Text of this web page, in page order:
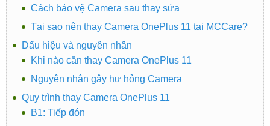
Cách bảo vệ Camera sau thay sửa
Tại sao nên thay Camera OnePlus 11 tại MCCare?
Dấu hiệu và nguyên nhân
Khi nào cần thay Camera OnePlus 11
Nguyên nhân gây hư hỏng Camera
Quy trình thay Camera OnePlus 11
B1: Tiếp đón